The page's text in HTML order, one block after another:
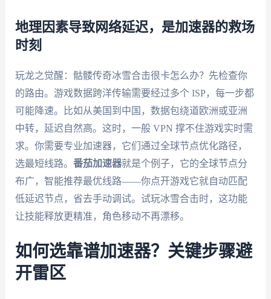
地理因素导致网络延迟，是加速器的救场
时刻
玩龙之觉醒：骷髅传奇冰雪合击很卡怎么办？先检查你
的路由。游戏数据跨洋传输需要经过多个 ISP，每一步都
可能降速。比如从美国到中国，数据包绕道欧洲或亚洲
中转，延迟自然高。这时，一般 VPN 撑不住游戏实时需
求。你需要专业加速器，它们通过全球节点优化路径，
选最短线路。 番茄加速器就是个例子，它的全球节点分
布广，智能推荐最优线路——你点开游戏它就自动匹配
低延迟节点，省去手动调试。试玩冰雪合击时，这功能
让技能释放更精准，角色移动不再漂移。
如何选靠谱加速器？关键步骤避
开雷区